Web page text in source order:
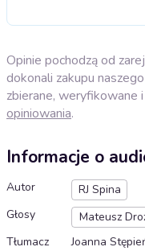
Opinie pochodzą od
dokonali zakupu
zbierane, weryfikowane
opiniowania.
Informacje o
Autor
RJ Spina
Głosy
Mateusz
Tłumacz
Joanna